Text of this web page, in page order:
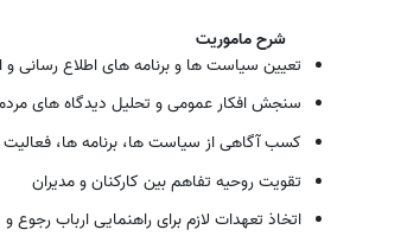
شرح ماموریت
تعیین سیاست ها و برنامه های اطلاع رسانی
سنجش افکار عمومی و تحلیل دیدگاه های
کسب آگاهی از سیاست ها، برنامه ها،
تقویت روحیه تفاهم بین کارکنان و مدیران
اتخاذ تعهدات لازم برای راهنمایی ارباب